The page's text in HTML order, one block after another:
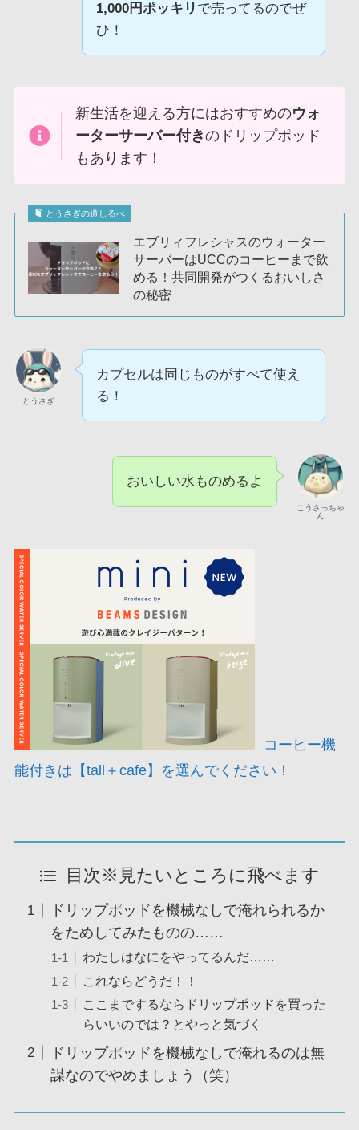
1,000円ポッキリ で売ってるのでぜ
ひ！
新生活を迎える方にはおすすめのウォ
ーターサーバー付きのドリップポッド
もあります！
とうさぎの道しるべ
エブリィフレシャスのウォーター
サーバーはUCCのコーヒーまで飲
める！共同開発がつくるおいしさ
の秘密
とうさぎ
カプセルは同じものがすべて使え
る！
こうさっちゃ
ん
おいしい水ものめるよ
コーヒー機
能付きは【tall＋cafe】を選んでください！
目次※見たいところに飛べます
ドリップポッドを機械なしで淹れられるか
をためしてみたものの……
わたしはなにをやってるんだ……
これならどうだ！！
ここまでするならドリップポッドを買った
らいいのでは？とやっと気づく
ドリップポッドを機械なしで淹れるのは無
謀なのでやめましょう（笑）